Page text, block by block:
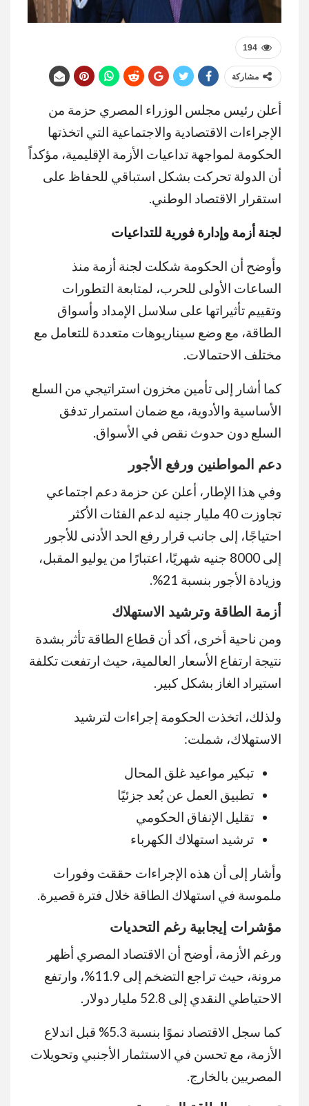
194
مشاركة
أعلن رئيس مجلس الوزراء المصري حزمة من
الإجراءات الاقتصادية والاجتماعية التي اتخذتها
الحكومة لمواجهة تداعيات الأزمة الإقليمية، مؤكداً
أن الدولة تحركت بشكل استباقي للحفاظ على
استقرار الاقتصاد الوطني.
لجنة أزمة وإدارة فورية للتداعيات
وأوضح أن الحكومة شكلت لجنة أزمة منذ
الساعات الأولى للحرب، لمتابعة التطورات
وتقييم تأثيراتها على سلاسل الإمداد وأسواق
الطاقة، مع وضع سيناريوهات متعددة للتعامل مع
مختلف الاحتمالات.
كما أشار إلى تأمين مخزون استراتيجي من السلع
الأساسية والأدوية، مع ضمان استمرار تدفق
السلع دون حدوث نقص في الأسواق.
دعم المواطنين ورفع الأجور
وفي هذا الإطار، أعلن عن حزمة دعم اجتماعي
تجاوزت 40 مليار جنيه لدعم الفئات الأكثر
احتياجًا، إلى جانب قرار رفع الحد الأدنى للأجور
إلى 8000 جنيه شهريًا، اعتبارًا من يوليو المقبل،
وزيادة الأجور بنسبة 21%.
أزمة الطاقة وترشيد الاستهلاك
ومن ناحية أخرى، أكد أن قطاع الطاقة تأثر بشدة
نتيجة ارتفاع الأسعار العالمية، حيث ارتفعت تكلفة
استيراد الغاز بشكل كبير.
ولذلك، اتخذت الحكومة إجراءات لترشيد
الاستهلاك، شملت:
تبكير مواعيد غلق المحال
تطبيق العمل عن بُعد جزئيًا
تقليل الإنفاق الحكومي
ترشيد استهلاك الكهرباء
وأشار إلى أن هذه الإجراءات حققت وفورات
ملموسة في استهلاك الطاقة خلال فترة قصيرة.
مؤشرات إيجابية رغم التحديات
ورغم الأزمة، أوضح أن الاقتصاد المصري أظهر
مرونة، حيث تراجع التضخم إلى 11.9%، وارتفع
الاحتياطي النقدي إلى 52.8 مليار دولار.
كما سجل الاقتصاد نموًا بنسبة 5.3% قبل اندلاع
الأزمة، مع تحسن في الاستثمار الأجنبي وتحويلات
المصريين بالخارج.